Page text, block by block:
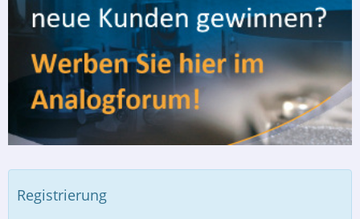
Registrierung